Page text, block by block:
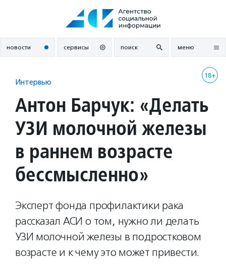
новости сервисы поиск меню
18+
Интервью
Антон Барчук: «Делать
УЗИ молочной железы
в раннем возрасте
бессмысленно»
Эксперт фонда профилактики рака
рассказал АСИ о том, нужно ли делать
УЗИ молочной железы в подростковом
возрасте и к чему это может привести.